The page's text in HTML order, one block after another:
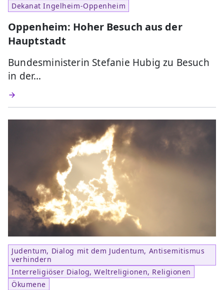
Dekanat Ingelheim-Oppenheim
Oppenheim: Hoher Besuch aus der
Hauptstadt
Bundesministerin Stefanie Hubig zu Besuch
in der…
Judentum, Dialog mit dem Judentum, Antisemitismus
verhindern
Interreligiöser Dialog, Weltreligionen, Religionen
Ökumene